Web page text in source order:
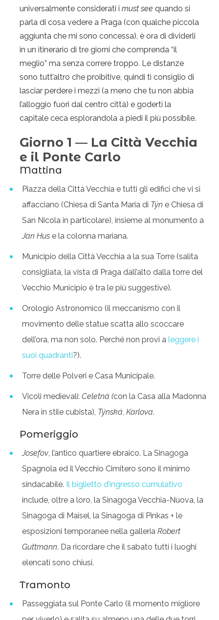
universalmente considerati i must see quando si
parla di cosa vedere a Praga (con qualche piccola
aggiunta che mi sono concessa), è ora di dividerli
in un itinerario di tre giorni che comprenda “il
meglio” ma senza correre troppo. Le distanze
sono tutt’altro che proibitive, quindi ti consiglio di
lasciar perdere i mezzi (a meno che tu non abbia
l’alloggio fuori dal centro città) e goderti la
capitale ceca esplorandola a piedi il più possibile.
Giorno 1 — La Città Vecchia
e il Ponte Carlo
Mattina
Piazza della Città Vecchia e tutti gli edifici che vi si
affacciano (Chiesa di Santa Maria di Týn e Chiesa di
San Nicola in particolare), insieme al monumento a
Jan Hus e la colonna mariana.
Municipio della Città Vecchia a la sua Torre (salita
consigliata, la vista di Praga dall’alto dalla torre del
Vecchio Municipio è tra le più suggestive).
Orologio Astronomico (il meccanismo con il
movimento delle statue scatta allo scoccare
dell’ora, ma non solo. Perché non provi a leggere i
suoi quadranti?).
Torre delle Polveri e Casa Municipale.
Vicoli medievali: Celetná (con la Casa alla Madonna
Nera in stile cubista), Týnská, Karlova.
Pomeriggio
Josefov, l’antico quartiere ebraico. La Sinagoga
Spagnola ed il Vecchio Cimitero sono il minimo
sindacabile. Il biglietto d’ingresso cumulativo
include, oltre a loro, la Sinagoga Vecchia-Nuova, la
Sinagoga di Maisel, la Sinagoga di Pinkas + le
esposizioni temporanee nella galleria Robert
Guttmann. Da ricordare che il sabato tutti i luoghi
elencati sono chiusi.
Tramonto
Passeggiata sul Ponte Carlo (il momento migliore